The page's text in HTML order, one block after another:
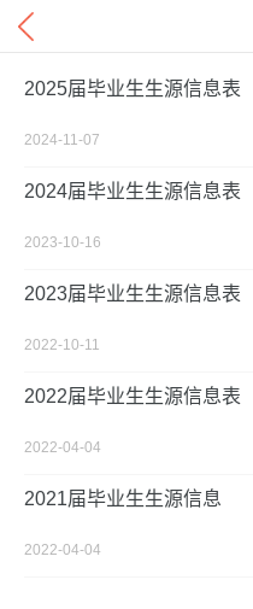
2025届毕业生生源信息表
2024-11-07
2024届毕业生生源信息表
2023-10-16
2023届毕业生生源信息表
2022-10-11
2022届毕业生生源信息表
2022-04-04
2021届毕业生生源信息
2022-04-04